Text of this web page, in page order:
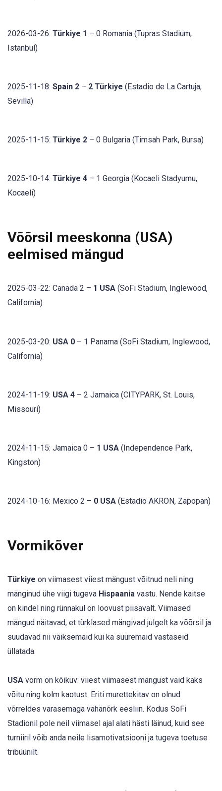
2026-03-26: Türkiye 1 – 0 Romania (Tupras Stadium,
Istanbul)
2025-11-18: Spain 2 – 2 Türkiye (Estadio de La Cartuja,
Sevilla)
2025-11-15: Türkiye 2 – 0 Bulgaria (Timsah Park, Bursa)
2025-10-14: Türkiye 4 – 1 Georgia (Kocaeli Stadyumu,
Kocaeli)
Võõrsil meeskonna (USA)
eelmised mängud
2025-03-22: Canada 2 – 1 USA (SoFi Stadium, Inglewood,
California)
2025-03-20: USA 0 – 1 Panama (SoFi Stadium, Inglewood,
California)
2024-11-19: USA 4 – 2 Jamaica (CITYPARK, St. Louis,
Missouri)
2024-11-15: Jamaica 0 – 1 USA (Independence Park,
Kingston)
2024-10-16: Mexico 2 – 0 USA (Estadio AKRON, Zapopan)
Vormikõver
Türkiye on viimasest viiest mängust võitnud neli ning
mänginud ühe viigi tugeva Hispaania vastu. Nende kaitse
on kindel ning rünnakul on loovust piisavalt. Viimased
mängud näitavad, et türklased mängivad julgelt ka võõrsil ja
suudavad nii väiksemaid kui ka suuremaid vastaseid
üllatada.
USA vorm on kõikuv: viiest viimasest mängust vaid kaks
võitu ning kolm kaotust. Eriti murettekitav on olnud
võrreldes varasemaga vähänõrk eesliin. Kodus SoFi
Stadionil pole neil viimasel ajal alati hästi läinud, kuid see
turniiril võib anda neile lisamotivatsiooni ja tugeva toetuse
tribüünilt.